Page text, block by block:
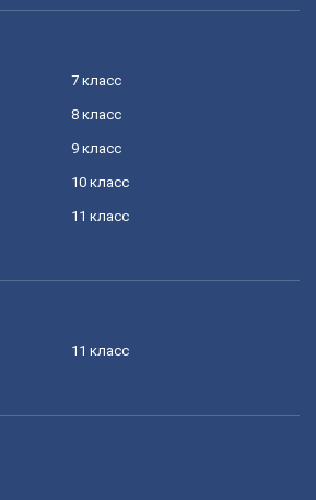
7 класс
8 класс
9 класс
10 класс
11 класс
11 класс